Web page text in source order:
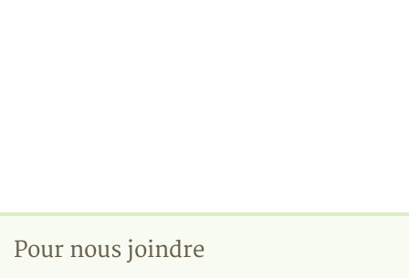
Pour nous joindre